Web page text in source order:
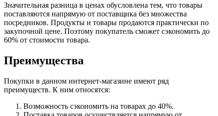
Значительная разница в ценах обусловлена тем, что товары
поставляются напрямую от поставщика без множества
посредников. Продукты и товары продаются практически по
закупочной цене. Поэтому покупатель сможет сэкономить до
60% от стоимости товара.
Преимущества
Покупки в данном интернет-магазине имеют ряд
преимуществ. К ним относятся:
Возможность сэкономить на товарах до 40%.